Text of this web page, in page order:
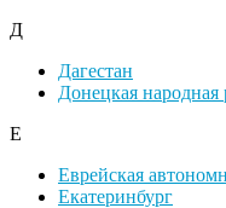
Д
Дагестан
Донецкая народная
Е
Еврейская
Екатеринбург